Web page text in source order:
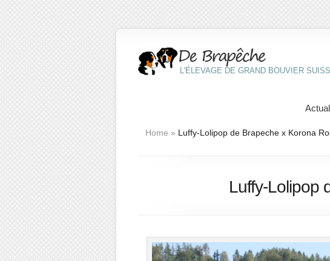
L'ÉLEVAGE DE GRAND BOUVIER
Home » Luffy-Lolipop de Brapeche x Korona
Luffy-Lolipop